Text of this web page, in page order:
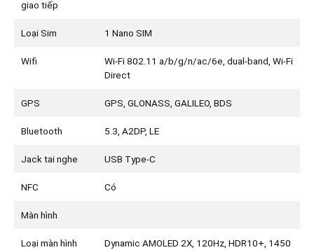
giao tiếp
Loại Sim 1 Nano SIM
Wifi
Wi-Fi 802.11 a/b/g/n/ac/6e, dual-band, Wi-Fi
Direct
GPS GPS, GLONASS, GALILEO, BDS
Bluetooth 5.3, A2DP, LE
Jack tai nghe USB Type-C
NFC Có
Màn hình
Loại màn hình
Dynamic AMOLED 2X, 120Hz, HDR10+, 1450